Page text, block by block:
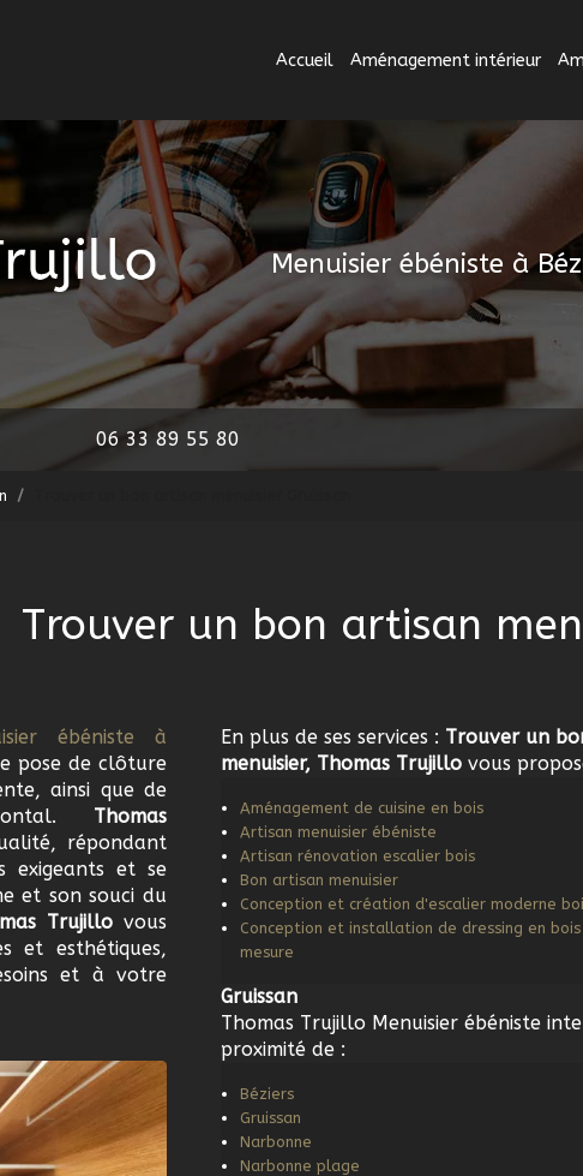
Accueil Aménagement intérieur
Menuisier ébéniste à
06 33 89 55 80
Trouver un bon artisan
ébéniste à
pose de clôture
ainsi que de
Thomas
répondant
exigeants et se
et son souci du
Trujillo vous
et esthétiques,
et à votre
En plus de ses services : Trouver un
menuisier, Thomas Trujillovous
Aménagement de cuisine en bois
Artisan menuisier ébéniste
Artisan rénovation escalier bois
Bon artisan menuisier
Conception et création d'escalier moderne
Conception et installation de dressing en bois
mesure
Gruissan
Thomas Trujillo Menuisier ébéniste
proximité de :
Béziers
Gruissan
Narbonne
Narbonne plage